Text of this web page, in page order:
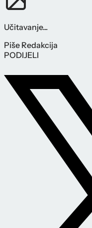
Učitavanje...
Piše Redakcija
PODIJELI